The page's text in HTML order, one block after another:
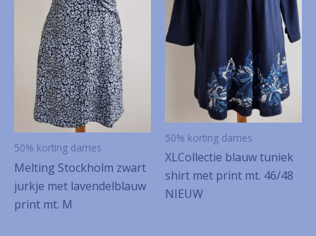
50% korting dames
Melting Stockholm zwart
jurkje met lavendelblauw
print mt. M
50% korting dames
XLCollectie blauw tuniek
shirt met print mt. 46/48
NIEUW